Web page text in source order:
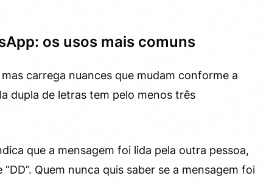
os usos mais comuns
carrega nuances que mudam conforme a
dupla de letras tem pelo menos três
que a mensagem foi lida pela outra pessoa,
Quem nunca quis saber se a mensagem foi